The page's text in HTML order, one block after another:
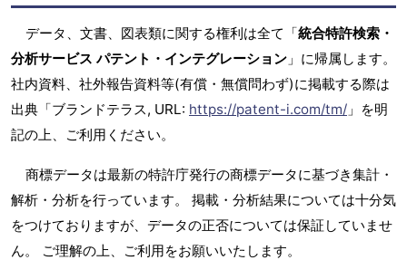
データ、文書、図表類に関する権利は全て「統合特許検索・
分析サービス パテント・インテグレーション 」に帰属します。
社内資料、社外報告資料等(有償・無償問わず)に掲載する際は
出典「ブランドテラス, URL: https://patent-i.com/tm/ 」を明
記の上、ご利用ください。
商標データは最新の特許庁発行の商標データに基づき集計・
解析・分析を行っています。 掲載・分析結果については十分気
をつけておりますが、データの正否については保証していませ
ん。 ご理解の上、ご利用をお願いいたします。